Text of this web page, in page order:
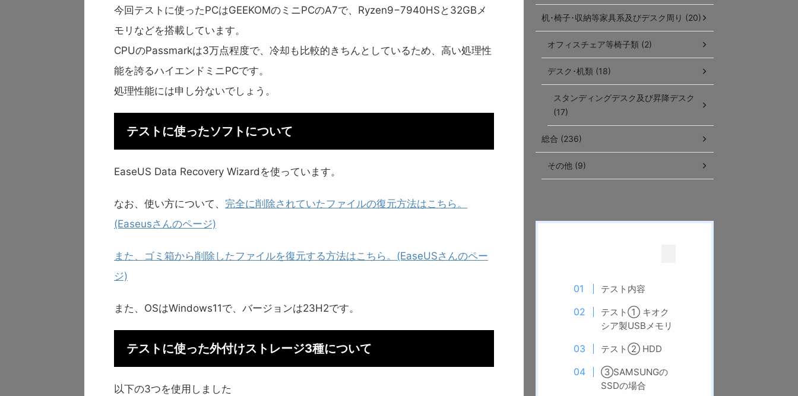
今回テストに使ったPCはGEEKOMのミニPCのA7で、Ryzen9−7940HSと32GBメ
モリなどを搭載しています。
CPUのPassmarkは3万点程度で、冷却も比較的きちんとしているため、高い処理性
能を誇るハイエンドミニPCです。
処理性能には申し分ないでしょう。
テストに使ったソフトについて
EaseUS Data Recovery Wizardを使っています。
なお、使い方について、 完全に削除されていたファイルの復元方法はこちら。
(Easeusさんのページ)
また、ゴミ箱から削除したファイルを復元する方法はこちら。(EaseUSさんのペー
ジ)
また、OSはWindows11で、バージョンは23H2です。
テストに使った外付けストレージ3種について
以下の3つを使用しました
机･椅子･収納等家具系及びデスク周り (20)
オフィスチェア等椅子類 (2)
デスク･机類 (18)
スタンディングデスク及び昇降デスク
(17)
総合 (236)
その他 (9)
テスト内容
テスト① キオク
シア製USBメモリ
テスト② HDD
③SAMSUNGの
SSDの場合